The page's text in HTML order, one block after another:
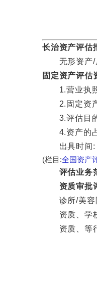
长治资产评估
无形资产/房
固定资产评估
1.营业执照(
2.固定资产
3.评估目
4.资产的占
出具时间:
(栏目:全国资产
评估业务
资质审批
诊所/美容
资质、学校
资质、等行